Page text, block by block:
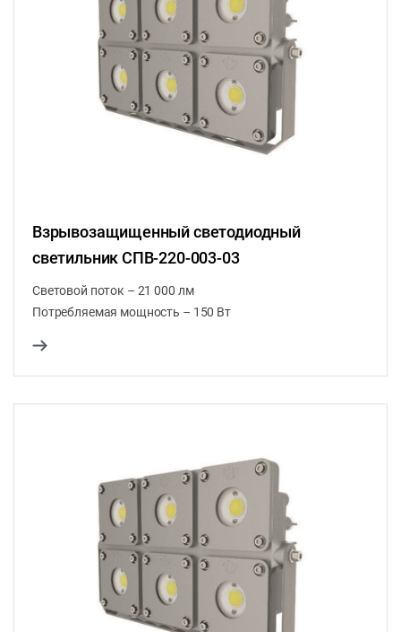
Взрывозащищенный светодиодный
светильник СПВ-220-003-03
Световой поток – 21 000 лм
Потребляемая мощность – 150 Вт